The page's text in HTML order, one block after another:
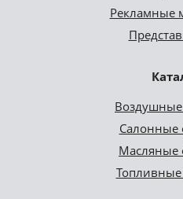
Рекламные
Салонные
Масляные